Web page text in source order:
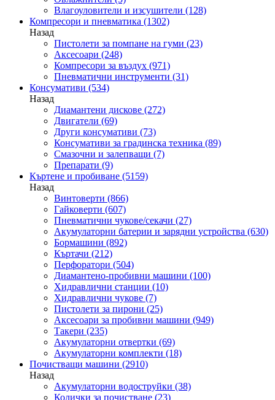
Влагоуловители и изсушители (128)
Компресори и пневматика (1302)
Назад
Пистолети за помпане на гуми (23)
Аксесоари (248)
Компресори за въздух (971)
Пневматични инструменти (31)
Консумативи (534)
Назад
Диамантени дискове (272)
Двигатели (69)
Други консумативи (73)
Консумативи за градинска техника (89)
Смазочни и залепващи (7)
Препарати (9)
Къртене и пробиване (5159)
Назад
Винтоверти (866)
Гайковерти (607)
Пневматични чукове/секачи (27)
Акумулаторни батерии и зарядни устройства (630)
Бормашини (892)
Къртачи (212)
Перфоратори (504)
Диамантено-пробивни машини (100)
Хидравлични станции (10)
Хидравлични чукове (7)
Пистолети за пирони (25)
Аксесоари за пробивни машини (949)
Такери (235)
Акумулаторни отвертки (69)
Акумулаторни комплекти (18)
Почистващи машини (2910)
Назад
Акумулаторни водоструйки (38)
Колички за почистване (23)